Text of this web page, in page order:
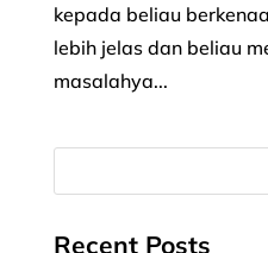
kepada beliau
lebih jelas dan beliau
masalahya...
Recent Posts